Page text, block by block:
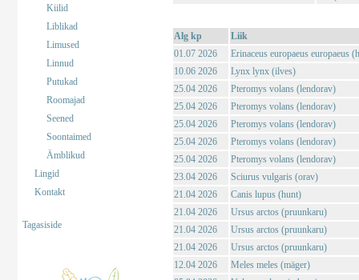
Kiilid
Liblikad
Limused
Linnud
Putukad
Roomajad
Seened
Soontaimed
Ämblikud
Lingid
Kontakt
Tagasiside
Alg kp
Liik
01.07 2026
Erinaceus europaeus europaeus
10.06 2026
Lynx lynx (ilves)
25.04 2026
Pteromys volans (lendorav)
25.04 2026
Pteromys volans (lendorav)
25.04 2026
Pteromys volans (lendorav)
25.04 2026
Pteromys volans (lendorav)
25.04 2026
Pteromys volans (lendorav)
23.04 2026
Sciurus vulgaris (orav)
21.04 2026
Canis lupus (hunt)
21.04 2026
Ursus arctos (pruunkaru)
21.04 2026
Ursus arctos (pruunkaru)
21.04 2026
Ursus arctos (pruunkaru)
12.04 2026
Meles meles (mäger)